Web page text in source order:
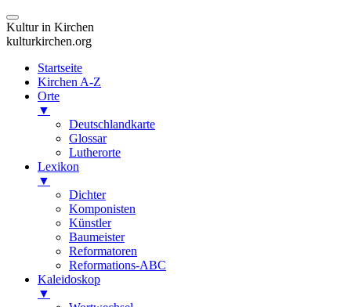
Kultur in Kirchen
kulturkirchen.org
Startseite
Kirchen A-Z
Orte
▼
Deutschlandkarte
Glossar
Lutherorte
Lexikon
▼
Dichter
Komponisten
Künstler
Baumeister
Reformatoren
Reformations-ABC
Kaleidoskop
▼